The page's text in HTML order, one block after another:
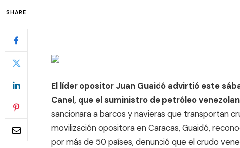
SHARE
El líder opositor Juan Guaidó advirtió este
Canel, que el suministro de petróleo
sancionara a barcos y navieras que transportan
movilización opositora en Caracas, Guaidó,
por más de 50 países, denunció que el crudo